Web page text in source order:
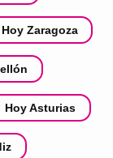
Hoy Zaragoza
Hoy Asturias